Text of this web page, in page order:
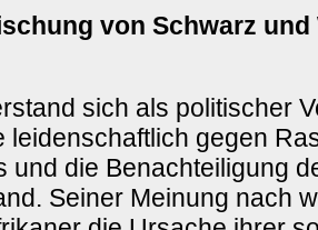
von Schwarz und
sich als politischer
leidenschaftlich gegen
und die Benachteiligung
Seiner Meinung nach